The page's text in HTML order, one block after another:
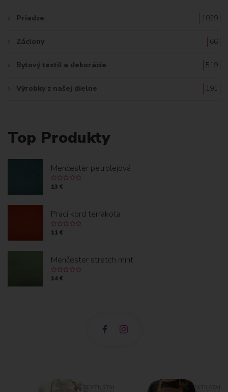
Priadze 1029
Záclony 66
Bytový textil a dekorácie 519
Výrobky z našej dielne 191
Top Produkty
Menčester petrolejová
13 €
Prací kord terrakota
11 €
Menčester stretch mint
14 €